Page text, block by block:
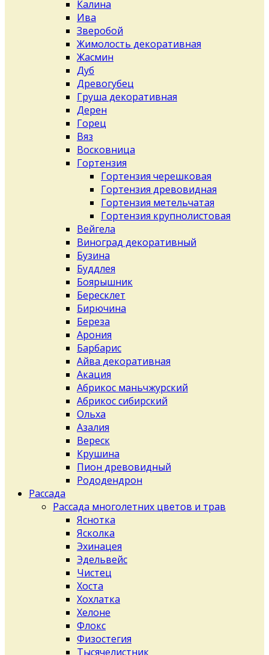
Калина
Ива
Зверобой
Жимолость декоративная
Жасмин
Дуб
Древогубец
Груша декоративная
Дерен
Горец
Вяз
Восковница
Гортензия
Гортензия черешковая
Гортензия древовидная
Гортензия метельчатая
Гортензия крупнолистовая
Вейгела
Виноград декоративный
Бузина
Буддлея
Боярышник
Бересклет
Бирючина
Береза
Арония
Барбарис
Айва декоративная
Акация
Абрикос маньчжурский
Абрикос сибирский
Ольха
Азалия
Вереск
Крушина
Пион древовидный
Рододендрон
Рассада
Рассада многолетних цветов и трав
Яснотка
Ясколка
Эхинацея
Эдельвейс
Чистец
Хоста
Хохлатка
Хелоне
Флокс
Физостегия
Тысячелистник